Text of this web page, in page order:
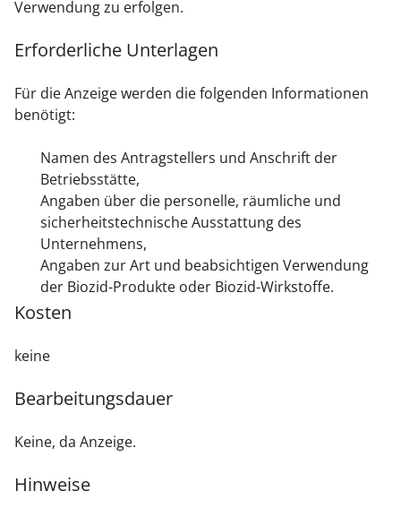
Verwendung zu erfolgen.
Erforderliche Unterlagen
Für die Anzeige werden die folgenden Informationen
benötigt:
Namen des Antragstellers und Anschrift der
Betriebsstätte,
Angaben über die personelle, räumliche und
sicherheitstechnische Ausstattung des
Unternehmens,
Angaben zur Art und beabsichtigen Verwendung
der Biozid-Produkte oder Biozid-Wirkstoffe.
Kosten
keine
Bearbeitungsdauer
Keine, da Anzeige.
Hinweise